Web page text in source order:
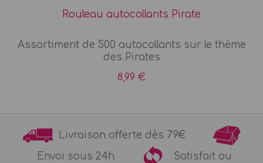
Rouleau autocollants Pirate
Assortiment de 500 autocollants sur le thème
des Pirates
8,99 €
Livraison offerte dès 79€
Envoi sous 24h
Satisfait ou